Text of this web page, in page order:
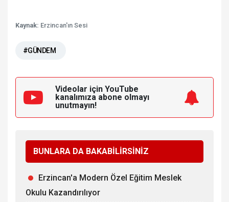
Kaynak: Erzincan'ın Sesi
#GÜNDEM
Videolar için YouTube
kanalımıza abone olmayı
unutmayın!
BUNLARA DA BAKABİLİRSİNİZ
Erzincan'a Modern Özel Eğitim Meslek
Okulu Kazandırılıyor